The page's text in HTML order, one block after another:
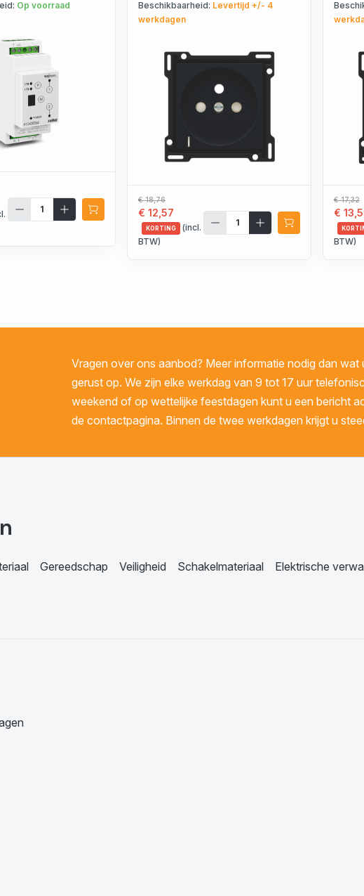
Op voorraad
66607
Beschikbaarheid: Levertijd +/- 4
werkdagen
€ 18,76
€ 12,57
KORTING
(incl.
BTW)
€ 17,32
€
BTW)
Vragen over ons aanbod? Meer informatie nodig dan wat
gerust op. We zijn elke werkdag van 9 tot 17 uur
weekend of op wettelijke feestdagen kunt u een bericht
de contactpagina. Binnen de twee werkdagen krijgt u
Gereedschap Veiligheid Schakelmateriaal Elektrische